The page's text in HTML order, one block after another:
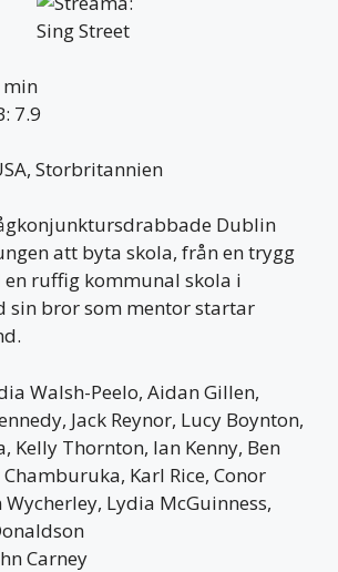
min
7.9
Storbritannien
Dublin
att byta skola, från en trygg
ruffig kommunal skola i
sin bror som mentor startar
Walsh-Peelo, Aidan Gillen,
Jack Reynor, Lucy Boynton,
Kelly Thornton, Ian Kenny, Ben
Karl Rice, Conor
Lydia McGuinness,
Carney